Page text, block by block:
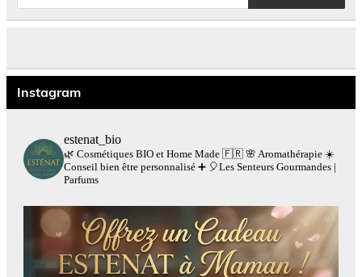
produits
Instagram
estenat_bio
🌿 Cosmétiques BIO et Home Made 🇫🇷🌸 Aromathérapie☀️
Conseil bien être personnalisé➕🎈Les Senteurs Gourmandes |
Parfums